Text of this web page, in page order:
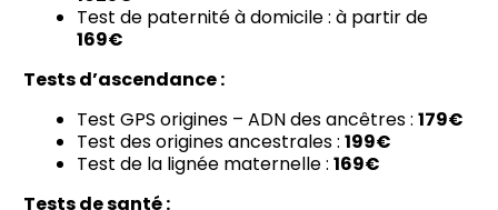
Test de paternité à domicile : à partir de
169€
Tests d’ascendance :
Test GPS origines – ADN des ancêtres : 179€
Test des origines ancestrales : 199€
Test de la lignée maternelle : 169€
Tests de santé :